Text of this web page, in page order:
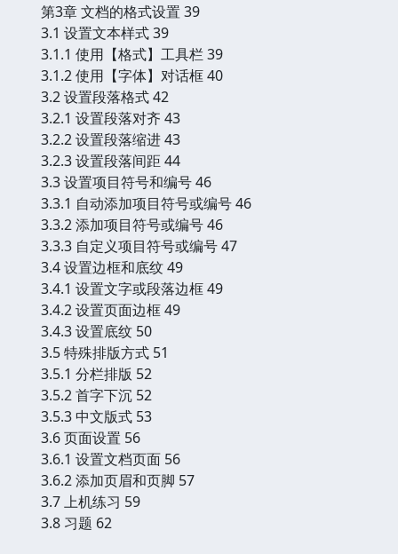
第3章 文档的格式设置 39
3.1 设置文本样式 39
3.1.1 使用【格式】工具栏 39
3.1.2 使用【字体】对话框 40
3.2 设置段落格式 42
3.2.1 设置段落对齐 43
3.2.2 设置段落缩进 43
3.2.3 设置段落间距 44
3.3 设置项目符号和编号 46
3.3.1 自动添加项目符号或编号 46
3.3.2 添加项目符号或编号 46
3.3.3 自定义项目符号或编号 47
3.4 设置边框和底纹 49
3.4.1 设置文字或段落边框 49
3.4.2 设置页面边框 49
3.4.3 设置底纹 50
3.5 特殊排版方式 51
3.5.1 分栏排版 52
3.5.2 首字下沉 52
3.5.3 中文版式 53
3.6 页面设置 56
3.6.1 设置文档页面 56
3.6.2 添加页眉和页脚 57
3.7 上机练习 59
3.8 习题 62